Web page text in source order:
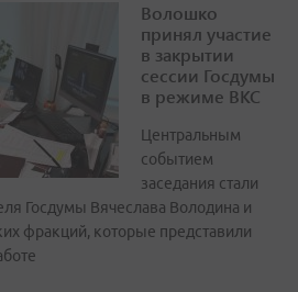
Волошко
принял участие
в закрытии
сессии Госдумы
в режиме ВКС
Центральным
событием
заседания стали
Госдумы Вячеслава Володина и
фракций, которые представили